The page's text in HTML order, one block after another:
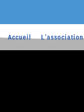
Accueil L’association